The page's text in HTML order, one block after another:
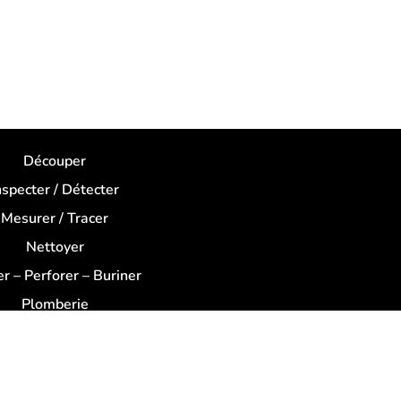
Découper
/ Détecter
Mesurer / Tracer
Nettoyer
– Perforer – Buriner
Plomberie